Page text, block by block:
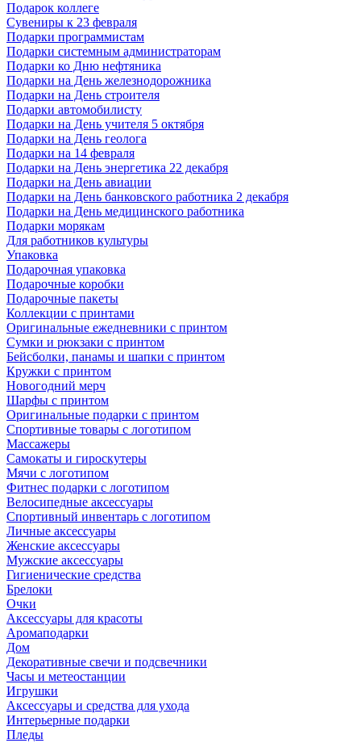
Подарок коллеге
Сувениры к 23 февраля
Подарки программистам
Подарки системным администраторам
Подарки ко Дню нефтяника
Подарки на День железнодорожника
Подарки на День строителя
Подарки автомобилисту
Подарки на День учителя 5 октября
Подарки на День геолога
Подарки на 14 февраля
Подарки на День энергетика 22 декабря
Подарки на День авиации
Подарки на День банковского работника 2 декабря
Подарки на День медицинского работника
Подарки морякам
Для работников культуры
Упаковка
Подарочная упаковка
Подарочные коробки
Подарочные пакеты
Коллекции с принтами
Оригинальные ежедневники с принтом
Сумки и рюкзаки с принтом
Бейсболки, панамы и шапки с принтом
Кружки с принтом
Новогодний мерч
Шарфы с принтом
Оригинальные подарки с принтом
Спортивные товары с логотипом
Массажеры
Самокаты и гироскутеры
Мячи с логотипом
Фитнес подарки с логотипом
Велосипедные аксессуары
Спортивный инвентарь с логотипом
Личные аксессуары
Женские аксессуары
Мужские аксессуары
Гигиенические средства
Брелоки
Очки
Аксессуары для красоты
Аромаподарки
Дом
Декоративные свечи и подсвечники
Часы и метеостанции
Игрушки
Аксессуары и средства для ухода
Интерьерные подарки
Пледы